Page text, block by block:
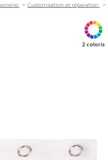
Customisation et réparation
2 coloris